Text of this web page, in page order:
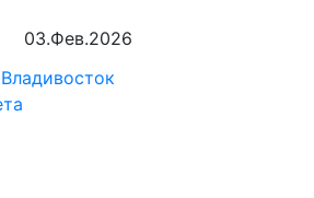
03.Фев.2026
Владивосток